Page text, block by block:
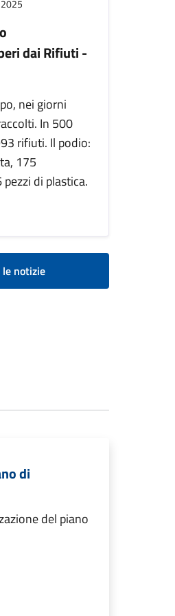
dai Rifiuti -
nei giorni
In 500
rifiuti. Il podio:
175
di plastica.
notizie
di
del piano